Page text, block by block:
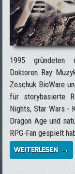
1995 gründeten
Doktoren Ray
Zeschuk BioWare
für storybasierte
Nights, Star Wars -
Dragon Age und
RPG-Fan gespielt
WEITERLESEN →